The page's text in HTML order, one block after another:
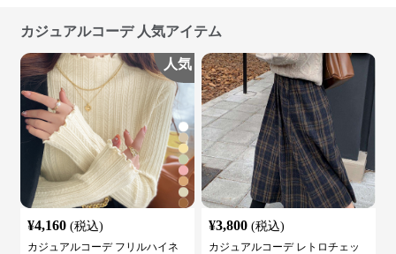
カジュアルコーデ 人気アイテム
人気
¥4,160 (税込)
カジュアルコーデ フリルハイネ
¥3,800 (税込)
カジュアルコーデ レトロチェッ